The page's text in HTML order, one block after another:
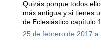
Quizás porque todos
más antigua y si tienes
de Eclesiástico capítulo
25 de febrero de 2017 a